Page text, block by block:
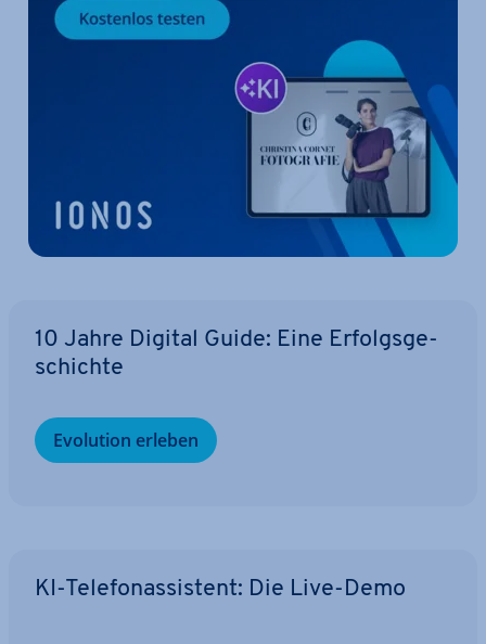
10 Jahre Digital Guide: Eine Er­folgs­ge­
schich­te
Evolution erleben
KI-Te­le­fon­as­sis­tent: Die Live-Demo